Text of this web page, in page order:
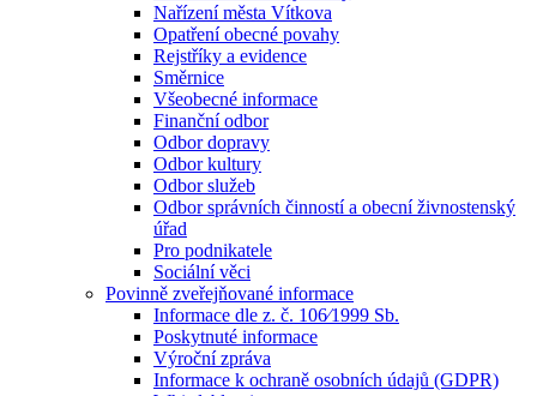
Nařízení města Vítkova
Opatření obecné povahy
Rejstříky a evidence
Směrnice
Všeobecné informace
Finanční odbor
Odbor dopravy
Odbor kultury
Odbor služeb
Odbor správních činností a obecní živnostenský
úřad
Pro podnikatele
Sociální věci
Povinně zveřejňované informace
Informace dle z. č. 106⁄1999 Sb.
Poskytnuté informace
Výroční zpráva
Informace k ochraně osobních údajů (GDPR)